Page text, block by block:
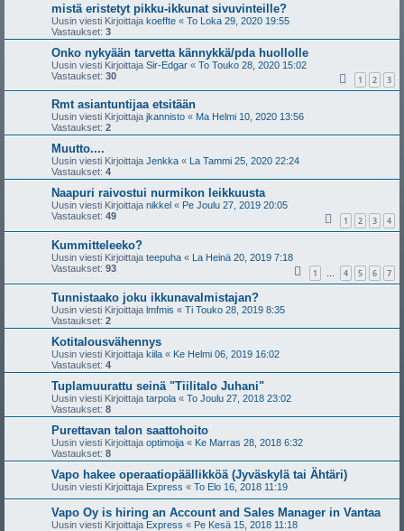
mistä eristetyt pikku-ikkunat sivuvinteille?
Uusin viesti Kirjoittaja koeffte « To Loka 29, 2020 19:55
Vastaukset: 3
Onko nykyään tarvetta kännykkä/pda huollolle
Uusin viesti Kirjoittaja Sir-Edgar « To Touko 28, 2020 15:02
Vastaukset: 30 1 2 3
Rmt asiantuntijaa etsitään
Uusin viesti Kirjoittaja jkannisto « Ma Helmi 10, 2020 13:56
Vastaukset: 2
Muutto....
Uusin viesti Kirjoittaja Jenkka «
La Tammi 25, 2020 22:24
Vastaukset: 4
Naapuri raivostui nurmikon leikkuusta
Uusin viesti Kirjoittaja nikkel « Pe Joulu 27, 2019 20:05
Vastaukset: 49 1 2 3 4
Kummitteleeko?
Uusin viesti Kirjoittaja teepuha « La Heinä 20, 2019 7:18
Vastaukset: 93 1 … 4 5 6 7
Tunnistaako joku ikkunavalmistajan?
Uusin viesti Kirjoittaja lmfmis « Ti Touko 28, 2019 8:35
Vastaukset: 2
Kotitalousvähennys
Uusin viesti Kirjoittaja kiila « Ke Helmi 06, 2019 16:02
Vastaukset: 4
Tuplamuurattu seinä "Tiilitalo Juhani"
Uusin viesti Kirjoittaja tarpola « To Joulu 27, 2018 23:02
Vastaukset: 8
Purettavan talon saattohoito
Uusin viesti Kirjoittaja optimoija « Ke Marras 28, 2018 6:32
Vastaukset: 8
Vapo hakee operaatiopäällikköä (Jyväskylä tai Ähtäri)
Uusin viesti Kirjoittaja Express « To Elo 16, 2018 11:19
Vapo Oy is hiring an Account and Sales Manager in Vantaa
Uusin viesti Kirjoittaja Express « Pe Kesä 15, 2018 11:18